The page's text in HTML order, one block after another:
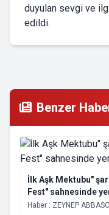
duyulan sevgi ve
edildi.
Benzer
İlk Aşk Mektubu"
Fest" sahnesinde
Haber : ZEYNEP